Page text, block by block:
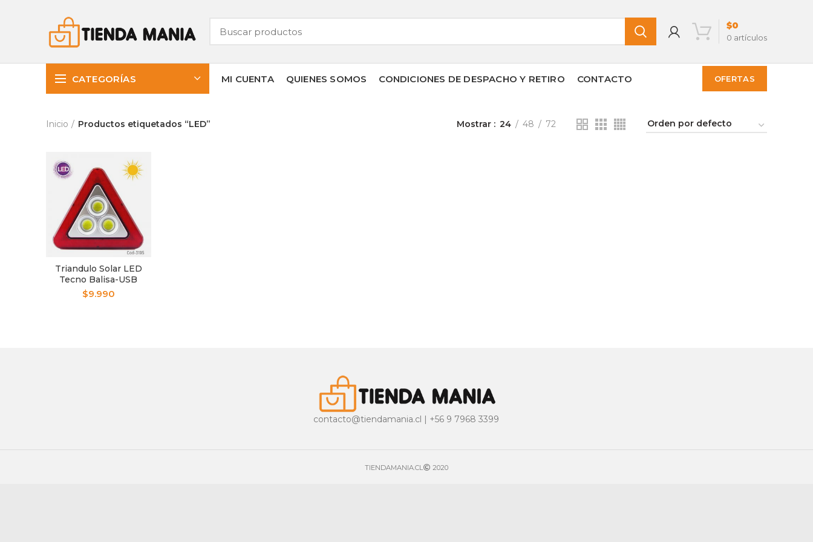
0 artículos
$0
CATEGORÍAS MI CUENTA QUIENES SOMOS CONDICIONES DE DESPACHO Y RETIRO CONTACTO OFERTAS
Inicio Productos etiquetados “LED” Mostrar 24 48 72
Triandulo Solar LED
Tecno Balisa-USB
Carga HS8017
$9.990
contacto@tiendamania.cl | +56 9 7968 3399
TIENDAMANIA.CL 2020